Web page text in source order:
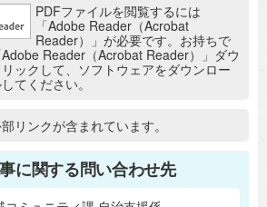
イルPDFファイルを閲覧するには
「Adobe Reader（Acrobat
Reader）」が必要です。お持ちで
Reader（Acrobat Reader）」ダウ
ックして、ソフトウェアをダウンロー
てください。
ク
リンクが含まれています。
に関する問い合わせ先